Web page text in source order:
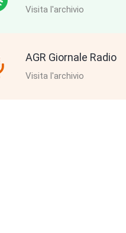
Visita l'archivio
AGR Giornale Radio
Visita l'archivio